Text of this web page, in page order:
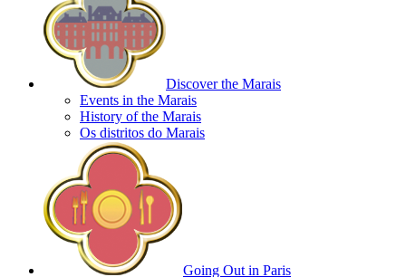
Discover the Marais
Events in the Marais
History of the Marais
Os distritos do Marais
Going Out in Paris